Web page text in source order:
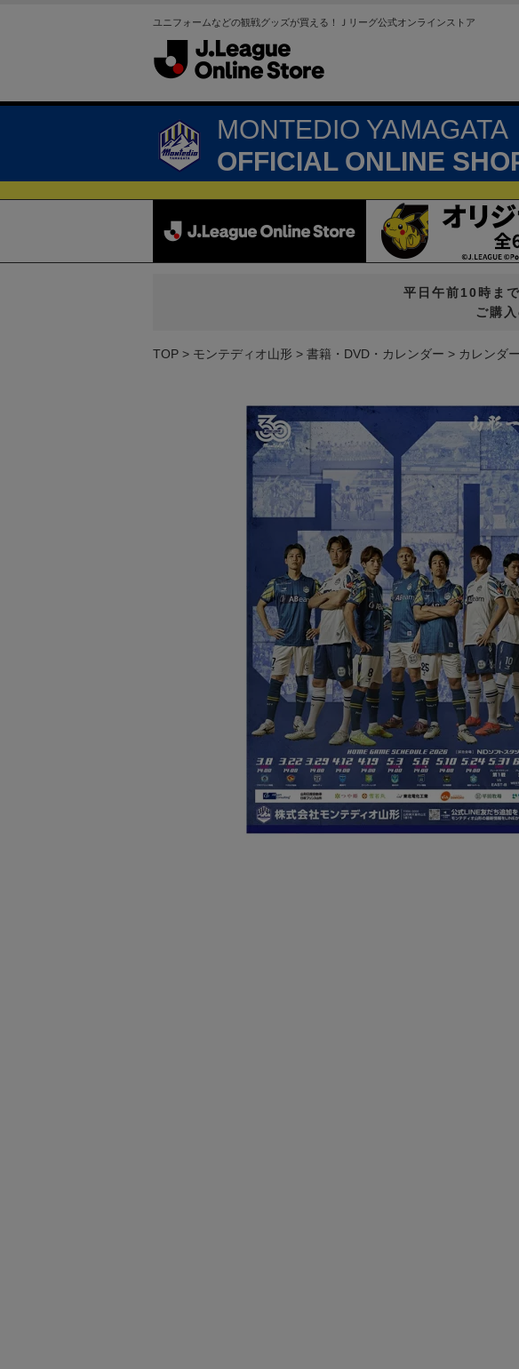
ユニフォームなどの観戦グッズが買える！Ｊリーグ公式オンラインストア
MONTEDIO YAMAGATA
OFFICIAL ONLINE
平日午前10時ま
ご購
TOP モンテディオ山形 書籍・DVD・カレンダー カレンダー